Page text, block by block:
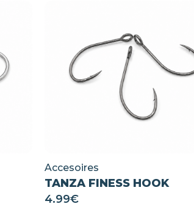
Accesoires
TANZA FINESS HOOK
4.99€